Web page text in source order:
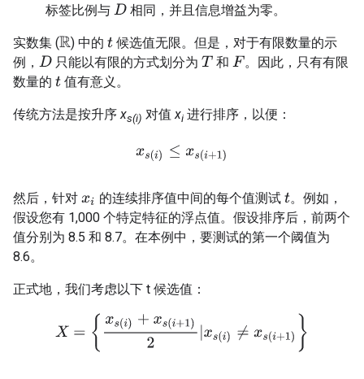
标签比例与 D 相同，并且信息增益为零。
实数集 (R ) 中的t 候选值无限。但是，对于有限数量的示
例， D 只能以有限的方式划分为T 和 F 。因此，只有有限
数量的 t 值有意义。
传统方法是按升序 xs(i) 对值 xi 进行排序，以便：
xs( )≤x s(i+1 )
然后，针对 xi 的连续排序值中间的每个值测试 t 。例如，
假设您有 1,000 个特定特征的浮点值。假设排序后，前两个
值分别为 8.5 和 8.7。在本例中，要测试的第一个阈值为
8.6。
正式地，我们考虑以下 t 候选值：
X ={xs(i +x s(i+1)2|